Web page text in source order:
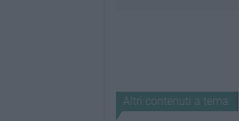
Altri contenuti a tema